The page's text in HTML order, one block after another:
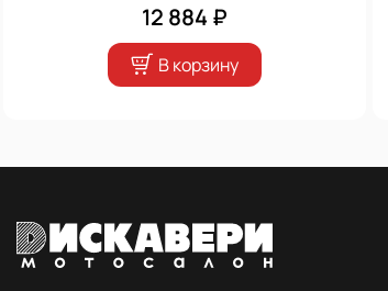
12 884 ₽
В корзину